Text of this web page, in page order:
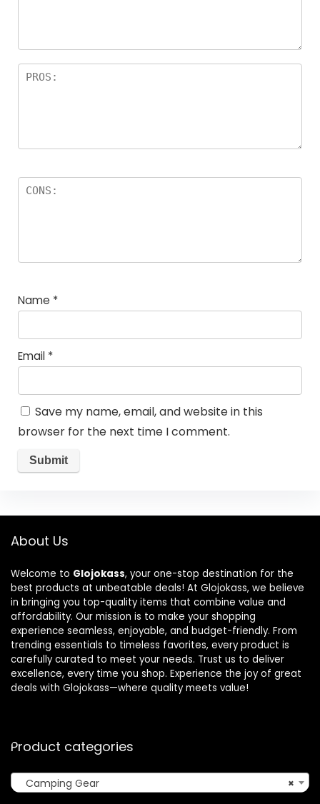
Name *
Email *
Save my name, email, and website in this
browser for the next time I comment.
About Us
Welcome to Glojokass, your one-stop destination for the
best products at unbeatable deals! At Glojokass, we believe
in bringing you top-quality items that combine value and
affordability. Our mission is to make your shopping
experience seamless, enjoyable, and budget-friendly. From
trending essentials to timeless favorites, every product is
carefully curated to meet your needs. Trust us to deliver
excellence, every time you shop. Experience the joy of great
deals with Glojokass—where quality meets value!
Product categories
×
Camping Gear